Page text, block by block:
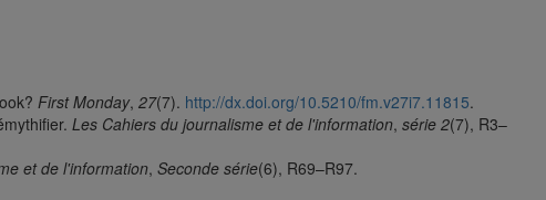
First Monday, 27(7). http://dx.doi.org/10.5210/fm.v27i7.11815.
Les Cahiers du journalisme et de l'information, série 2(7), R3–
et de l'information, Seconde série(6), R69–R97.